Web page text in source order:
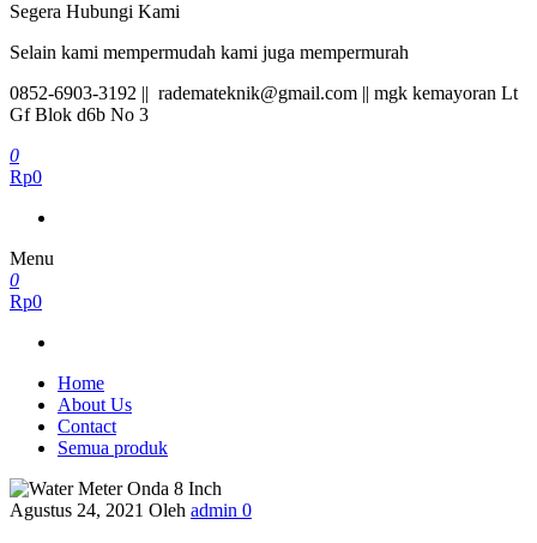
Segera Hubungi Kami
Selain kami mempermudah kami juga mempermurah
0852-6903-3192 || rademateknik@gmail.com || mgk kemayoran Lt
Gf Blok d6b No 3
0
Rp0
Menu
0
Rp0
Home
About Us
Contact
Semua produk
Agustus 24, 2021 Oleh admin 0